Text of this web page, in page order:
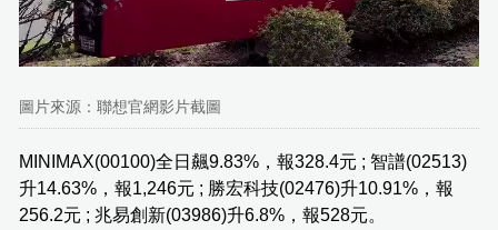
圖片來源：聯想官網影片截圖
MINIMAX(00100)全日飆9.83%，報328.4元 ; 智譜(02513)
升14.63%，報1,246元 ; 勝宏科技(02476)升10.91%，報
256.2元 ; 兆易創新(03986)升6.8%，報528元。